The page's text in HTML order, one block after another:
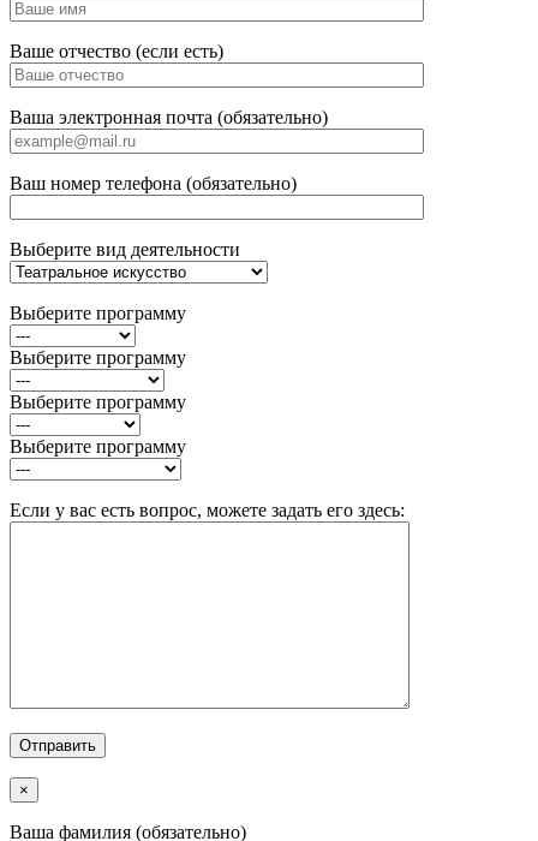
Ваше отчество (если есть)
Ваша электронная почта (обязательно)
Ваш номер телефона (обязательно)
Выберите вид деятельности
Выберите программу
Выберите программу
Выберите программу
Выберите программу
Если у вас есть вопрос, можете задать его здесь:
×
Ваша фамилия (обязательно)